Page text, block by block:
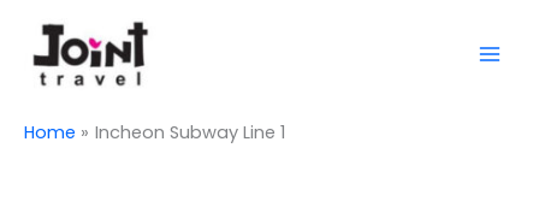
content
Home Incheon Subway Line 1